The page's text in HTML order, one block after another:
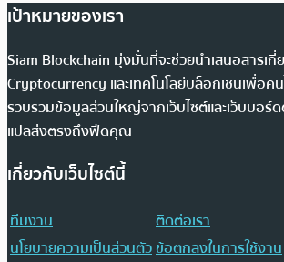
เป้าหมายของเรา
Siam Blockchain มุ่งมั่นที่จะช่วยนำเสนอสารเกี่
Cryptocurrency และเทคโนโลยีบล็อกเชนเพื่อค
รวบรวมข้อมูลส่วนใหญ่จากเว็บไซต์และเว็บบอร์ด
แปลส่งตรงถึงฟีดคุณ
เกี่ยวกับเว็บไซต์นี้
ทีมงาน
ติดต่อเรา
นโยบายความเป็นส่วนตัวข้อตกลงในการใช้งาน